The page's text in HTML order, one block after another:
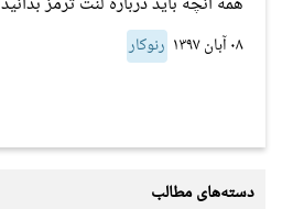
۰۸ آبان ۱۳۹۷ رنوکار
دسته‌های مطالب